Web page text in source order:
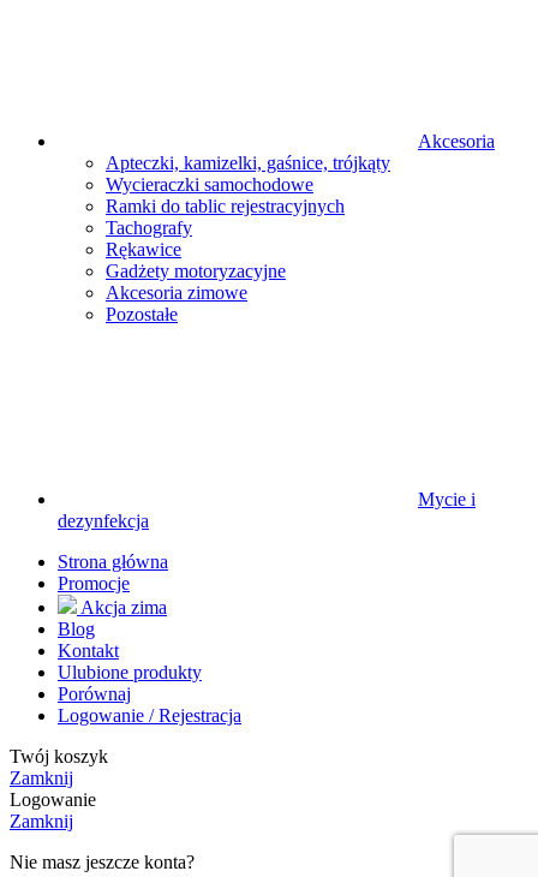
Akcesoria
Apteczki, kamizelki, gaśnice, trójkąty
Wycieraczki samochodowe
Ramki do tablic rejestracyjnych
Tachografy
Rękawice
Gadżety motoryzacyjne
Akcesoria zimowe
Pozostałe
Mycie i
dezynfekcja
Strona główna
Promocje
Akcja zima
Blog
Kontakt
Ulubione produkty
Porównaj
Logowanie / Rejestracja
Twój koszyk
Zamknij
Logowanie
Zamknij
Nie masz jeszcze konta?